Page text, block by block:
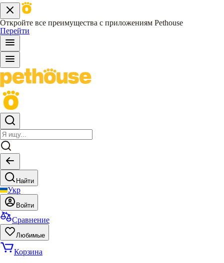
Откройте все преимущества с приложениям Pethouse
Перейти
Найти
Укр
Войти
Сравнение
Любимые
Корзина